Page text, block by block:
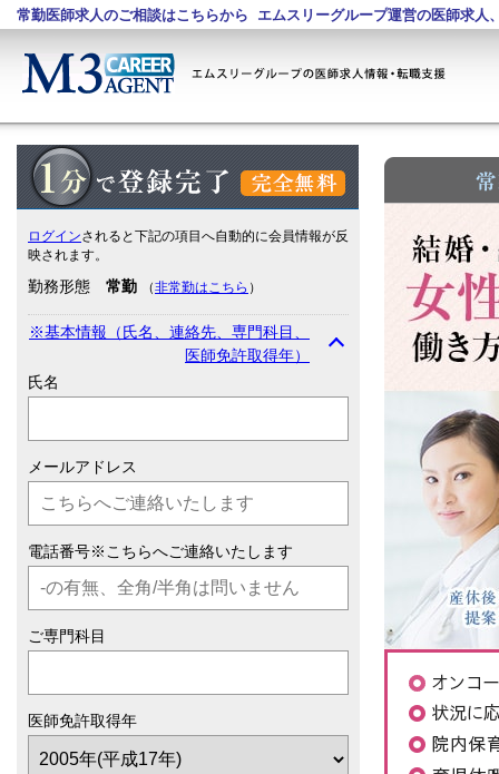
常勤医師求人のご相談はこちらから エムスリーグループ運営の医師求人
ログインされると下記の項目へ自動的に会員情報が反
映されます。
勤務形態 常勤 （非常勤はこちら ）
※基本情報（氏名、連絡先、専門科目、
医師免許取得年）
氏名
メールアドレス
電話番号※こちらへご連絡いたします
ご専門科目
医師免許取得年